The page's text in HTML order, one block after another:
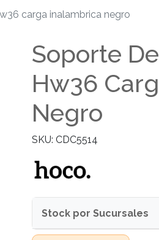
carga inalambrica negro
Soporte
Hw36
Negro
SKU: CDC5514
Stock por Sucursales